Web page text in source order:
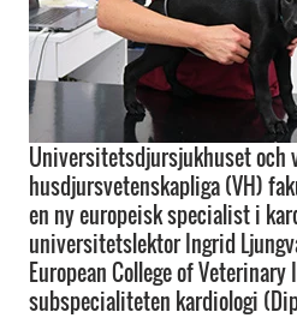
Universitetsdjursjukhuset och
husdjursvetenskapliga (VH)
en ny europeisk specialist i
universitetslektor Ingrid
European College of
subspecialiteten kardiologi